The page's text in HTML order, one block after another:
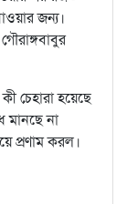
জন্য।
চেহারা হয়েছে
মানছে না
প্রণাম করল।